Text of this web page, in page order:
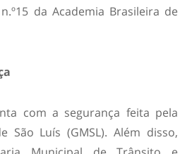
da Academia Brasileira de
com a segurança feita pela
São Luís (GMSL). Além disso,